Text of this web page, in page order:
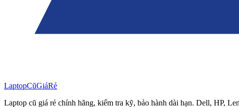
LaptopCũGiáRẻ
Laptop cũ giá rẻ chính hãng, kiểm tra kỹ, bảo hành dài hạn. Dell, HP,